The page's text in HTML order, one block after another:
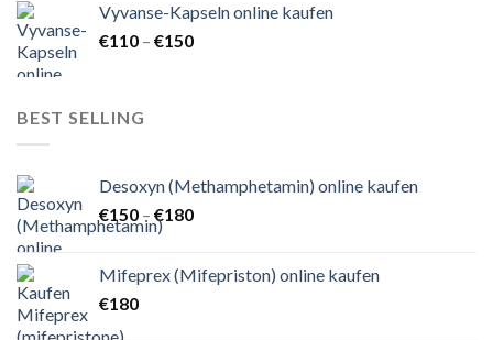
€218
Vyvanse-Kapseln online kaufen
€110 – €150Preisspanne:
BEST SELLING
Desoxyn (Methamphetamin) online kaufen
€150 – €180Preisspanne:
€180
Mifeprex (Mifepriston) online kaufen
€180